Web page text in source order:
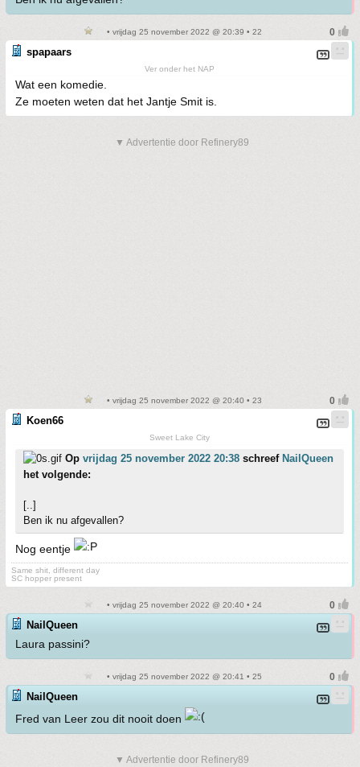
• vrijdag 25 november 2022 @ 20:39 • 22
spapaars
Ver onder het NAP
Wat een komedie.
Ze moeten weten dat het Jantje Smit is.
▼ Advertentie door Refinery89
• vrijdag 25 november 2022 @ 20:40 • 23
Koen66
Sweet Lake City
Op vrijdag 25 november 2022 20:38 schreef NailQueen
het volgende:
[..]
Ben ik nu afgevallen?
Nog eentje
Same shit, different day
SC hopper present
• vrijdag 25 november 2022 @ 20:40 • 24
NailQueen
Laura passini?
• vrijdag 25 november 2022 @ 20:41 • 25
NailQueen
Fred van Leer zou dit nooit doen
▼ Advertentie door Refinery89